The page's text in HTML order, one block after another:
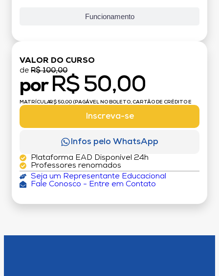
Funcionamento
VALOR DO CURSO
de R$ 100,00
por R$ 50,00
MATRÍCULA:R$ 50,00 (PAGÁVEL NO BOLETO, CARTÃO DE CRÉDITO E
Inscreva-se
Infos pelo WhatsApp
Plataforma EAD Disponível 24h
Professores renomados
Seja um Representante Educacional
Fale Conosco - Entre em Contato